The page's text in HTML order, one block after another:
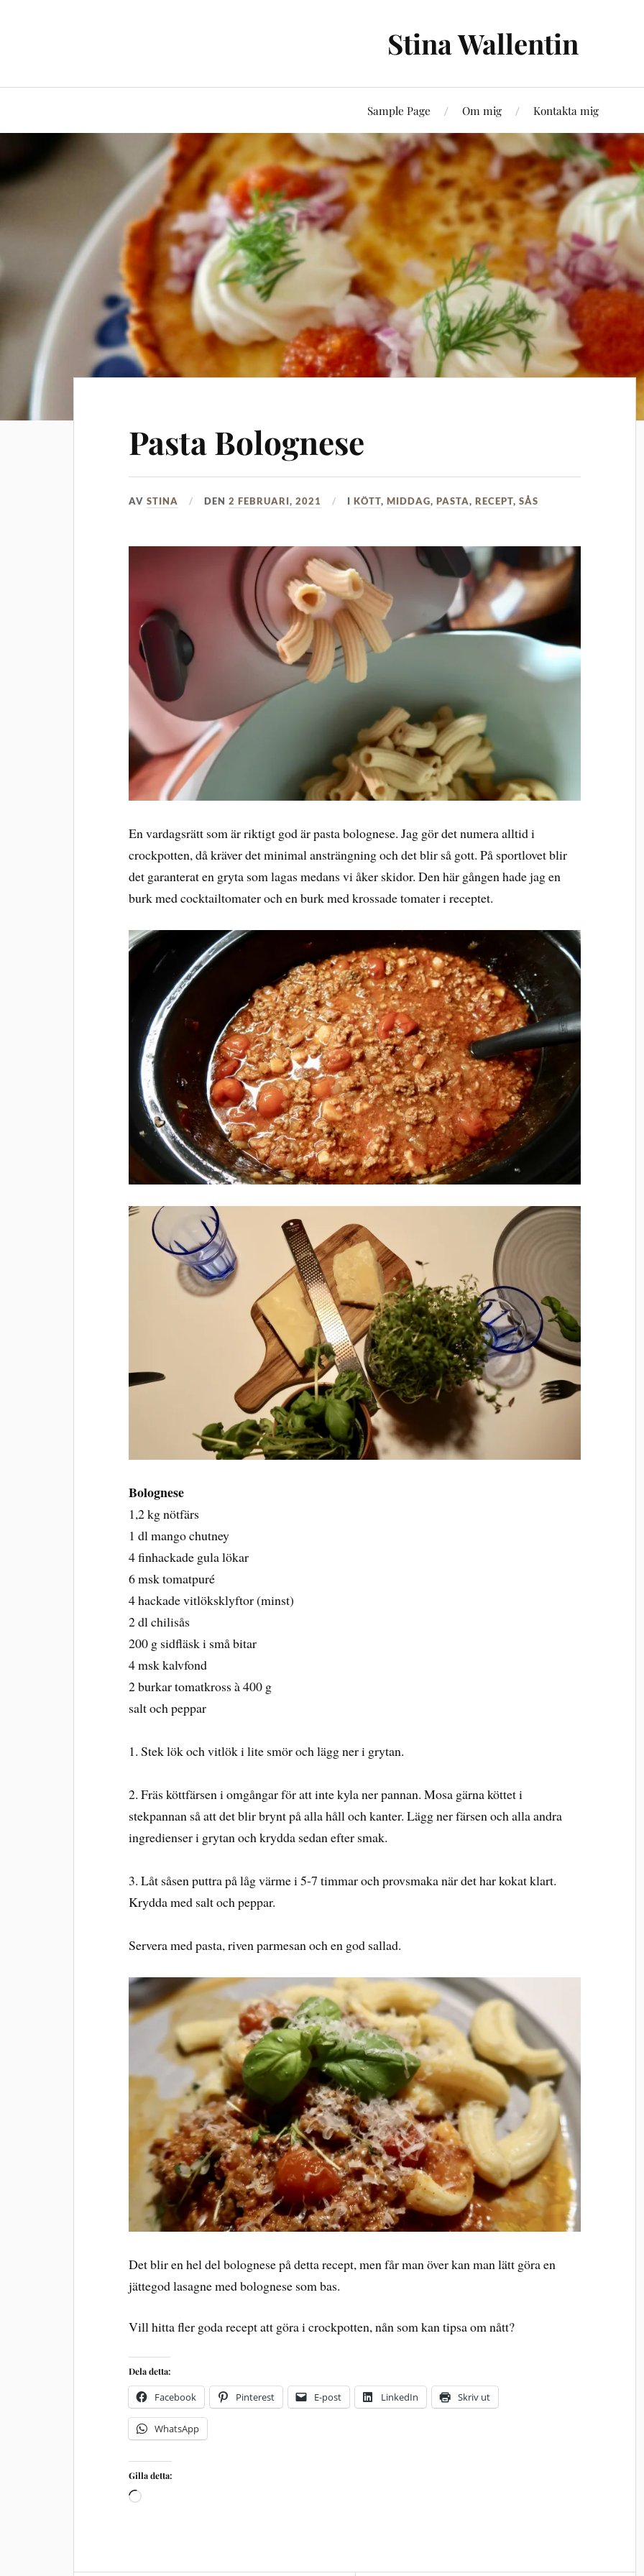
Stina Wallentin
Sample Page Om mig Kontakta mig
Pasta Bolognese
AVSTINA DEN2 FEBRUARI, 2021 IKÖTT,MIDDAG,PASTA,RECEPT,SÅS
En vardagsrätt som är riktigt god är pasta bolognese. Jag gör det numera alltid i
crockpotten, då kräver det minimal ansträngning och det blir så gott. På sportlovet blir
det garanterat en gryta som lagas medans vi åker skidor. Den här gången hade jag en
burk med cocktailtomater och en burk med krossade tomater i receptet.
Bolognese
1,2 kg nötfärs
1 dl mango chutney
4 finhackade gula lökar
6 msk tomatpuré
4 hackade vitlöksklyftor (minst)
2 dl chilisås
200 g sidfläsk i små bitar
4 msk kalvfond
2 burkar tomatkross à 400 g
salt och peppar
1. Stek lök och vitlök i lite smör och lägg ner i grytan.
2. Fräs köttfärsen i omgångar för att inte kyla ner pannan. Mosa gärna köttet i
stekpannan så att det blir brynt på alla håll och kanter. Lägg ner färsen och alla andra
ingredienser i grytan och krydda sedan efter smak.
3. Låt såsen puttra på låg värme i 5-7 timmar och provsmaka när det har kokat klart.
Krydda med salt och peppar.
Servera med pasta, riven parmesan och en god sallad.
Det blir en hel del bolognese på detta recept, men får man över kan man lätt göra en
jättegod lasagne med bolognese som bas.
Vill hitta fler goda recept att göra i crockpotten, nån som kan tipsa om nått?
Dela detta:
Facebook Pinterest E-post LinkedIn Skriv ut
WhatsApp
Gilla detta: